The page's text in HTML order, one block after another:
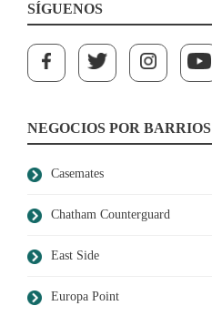
SÍGUENOS
NEGOCIOS POR BARRIOS
Casemates
Chatham Counterguard
East Side
Europa Point